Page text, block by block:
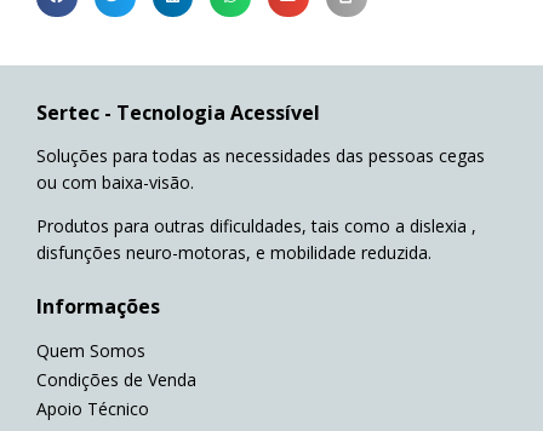
Sertec - Tecnologia Acessível
Soluções para todas as necessidades das pessoas cegas
ou com baixa-visão.
Produtos para outras dificuldades, tais como a dislexia ,
disfunções neuro-motoras, e mobilidade reduzida.
Informações
Quem Somos
Condições de Venda
Apoio Técnico